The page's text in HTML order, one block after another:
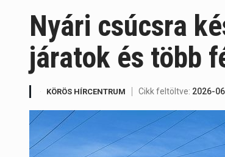
Nyári csúcsra
járatok és több
KÖRÖS HÍRCENTRUM Cikk feltöltve: 2026-